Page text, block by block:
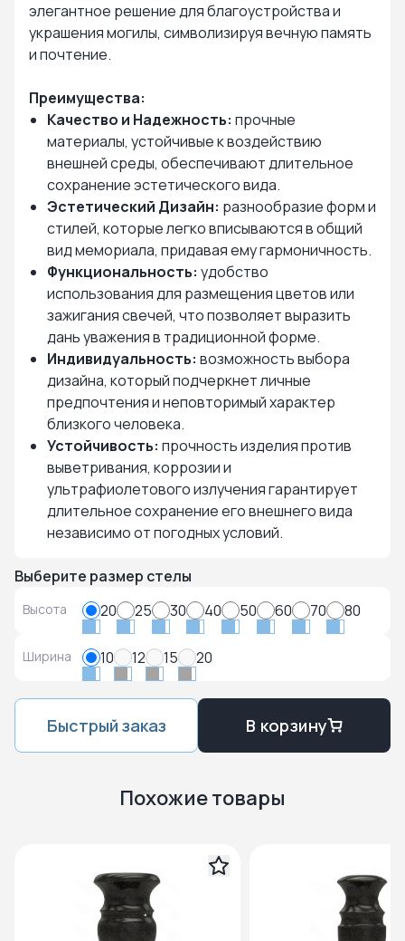
элегантное решение для благоустройства и
украшения могилы, символизируя вечную память
и почтение.
Преимущества:
Качество и Надежность: прочные
материалы, устойчивые к воздействию
внешней среды, обеспечивают длительное
сохранение эстетического вида.
Эстетический Дизайн: разнообразие форм и
стилей, которые легко вписываются в общий
вид мемориала, придавая ему гармоничность.
Функциональность: удобство
использования для размещения цветов или
зажигания свечей, что позволяет выразить
дань уважения в традиционной форме.
Индивидуальность: возможность выбора
дизайна, который подчеркнет личные
предпочтения и неповторимый характер
близкого человека.
Устойчивость: прочность изделия против
выветривания, коррозии и
ультрафиолетового излучения гарантирует
длительное сохранение его внешнего вида
независимо от погодных условий.
Выберите размер стелы
Высота 20 25 30 40 50 60 70 80
Ширина 10 12 15 20
Быстрый заказ В корзину
Похожие товары